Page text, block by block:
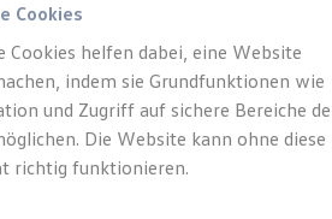
Angebote
Leasing
Leasing
Leasing
Leasing
ohne Anzahlung
Ihre Leasingrate? Eiskalt
Cookies
Cookies helfen dabei, eine Website
indem sie Grundfunktionen wie
und Zugriff auf sichere Bereiche
Die Website kann ohne diese
richtig funktionieren.